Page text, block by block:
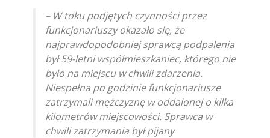
– W toku podjętych czynności przez
funkcjonariuszy okazało się, że
najprawdopodobniej sprawcą podpalenia
był 59-letni współmieszkaniec, którego nie
było na miejscu w chwili zdarzenia.
Niespełna po godzinie funkcjonariusze
zatrzymali mężczyznę w oddalonej o kilka
kilometrów miejscowości. Sprawca w
chwili zatrzymania był pijany